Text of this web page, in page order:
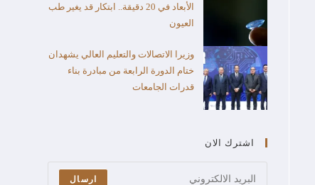
الأبعاد في 20 دقيقة.. ابتكار قد يغير طب
العيون
وزيرا الاتصالات والتعليم العالي يشهدان
ختام الدورة الرابعة من مبادرة بناء
قدرات الجامعات
اشترك الان
ارسال